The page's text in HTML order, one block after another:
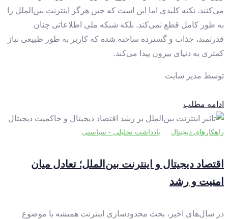
می‌کنند. نکته کلیدی اما این است که چین هرگز اینترنت بین‌الملل را
به طور کامل قطع نمی‌کند. بلکه شبکه ملی اطلاعاتی چنان
قدرتمند، جذاب و گسترده ساخته شده که کاربر به طور طبیعی نیاز
کمتری به دنیای بیرون پیدا می‌کند.
توسط مدیر سایت
ادامه مطلب
راهکارهای دیجیتال · یادداشت تحلیلی - سیاستی
اقتصاد دیجیتال و اینترنت بین‌الملل؛ تعادل میان
امنیت و رشد
در سال‌های اخیر، بحث محدودسازی اینترنت همیشه با موضوع